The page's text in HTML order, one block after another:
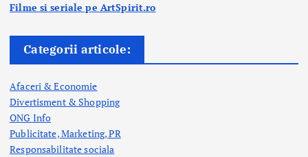
Filme si seriale pe ArtSpirit.ro
Categorii articole:
Afaceri & Economie
Divertisment & Shopping
ONG Info
Publicitate, Marketing, PR
Responsabilitate sociala